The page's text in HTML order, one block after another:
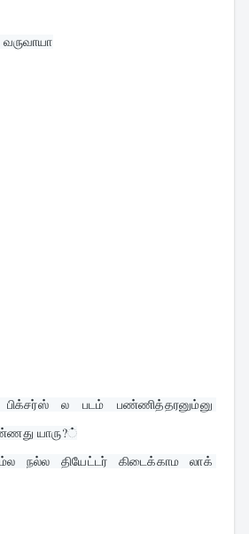
ல படம் பண்ணித்தரனும்னு
யாரு?்
நல்ல தியேட்டர் கிடைக்காம லாக்